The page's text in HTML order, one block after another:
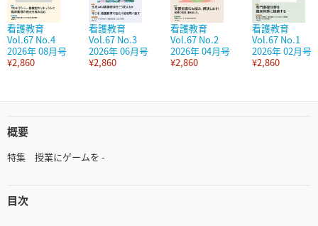
看護教育
Vol.67 No.4
2026年 08月号
¥2,860
看護教育
Vol.67 No.3
2026年 06月号
¥2,860
看護教育
Vol.67 No.2
2026年 04月号
¥2,860
看護教育
Vol.67 No.1
2026年 02月号
¥2,860
概要
特集 授業にゲームを -
目次